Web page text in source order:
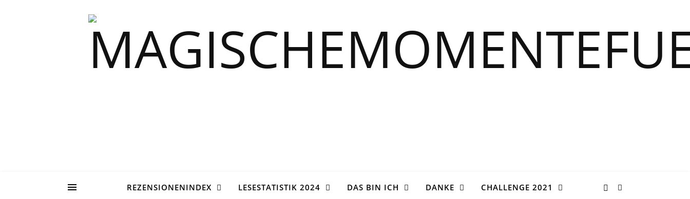
REZENSIONENINDEX LESESTATISTIK 2024 DAS BIN ICH DANKE CHALLENGE 2021